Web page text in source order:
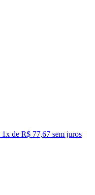
1x de R$ 77,67 sem juros